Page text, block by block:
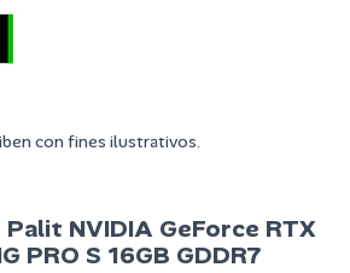
con fines ilustrativos.
NVIDIA GeForce RTX
PRO S 16GB GDDR7